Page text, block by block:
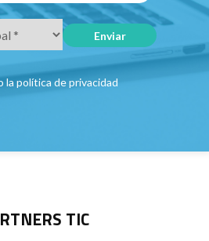
la política de privacidad
TIC